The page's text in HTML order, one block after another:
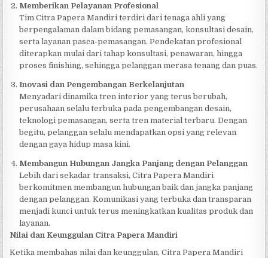
Memberikan Pelayanan Profesional
Tim Citra Papera Mandiri terdiri dari tenaga ahli yang
berpengalaman dalam bidang pemasangan, konsultasi desain,
serta layanan pasca-pemasangan. Pendekatan profesional
diterapkan mulai dari tahap konsultasi, penawaran, hingga
proses finishing, sehingga pelanggan merasa tenang dan puas.
Inovasi dan Pengembangan Berkelanjutan
Menyadari dinamika tren interior yang terus berubah,
perusahaan selalu terbuka pada pengembangan desain,
teknologi pemasangan, serta tren material terbaru. Dengan
begitu, pelanggan selalu mendapatkan opsi yang relevan
dengan gaya hidup masa kini.
Membangun Hubungan Jangka Panjang dengan Pelanggan
Lebih dari sekadar transaksi, Citra Papera Mandiri
berkomitmen membangun hubungan baik dan jangka panjang
dengan pelanggan. Komunikasi yang terbuka dan transparan
menjadi kunci untuk terus meningkatkan kualitas produk dan
layanan.
Nilai dan Keunggulan Citra Papera Mandiri
Ketika membahas nilai dan keunggulan, Citra Papera Mandiri